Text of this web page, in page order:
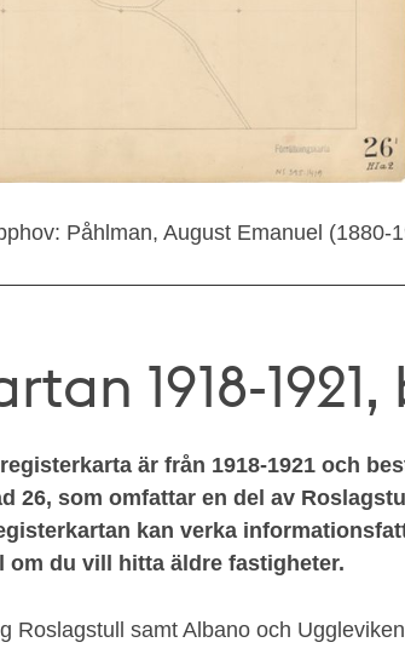
Påhlman, August Emanuel (1880-
1918-
är från 1918-1921 och
26, som omfattar en del av
kan verka
om du vill hitta äldre fastigheter.
Roslagstull samt Albano och